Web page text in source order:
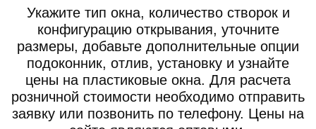
Укажите тип окна, количество створок и
конфигурацию открывания, уточните
размеры, добавьте дополнительные опции
подоконник, отлив, установку и узнайте
цены на пластиковые окна. Для расчета
розничной стоимости необходимо отправить
заявку или позвонить по телефону. Цены на